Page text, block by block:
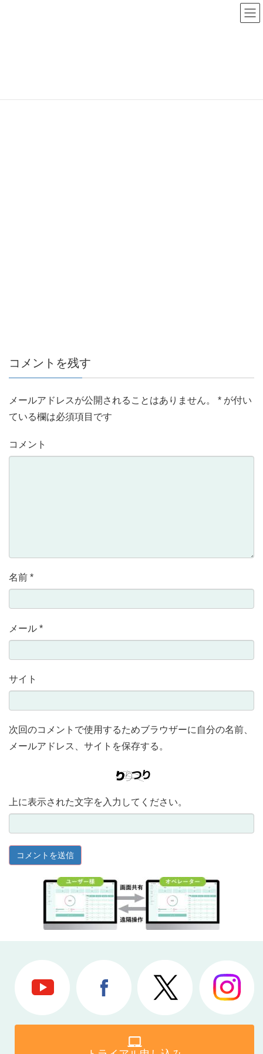
コメントを残す
メールアドレスが公開されることはありません。 * が付い
ている欄は必須項目です
コメント
名前 *
メール *
サイト
次回のコメントで使用するためブラウザーに自分の名前、
メールアドレス、サイトを保存する。
上に表示された文字を入力してください。